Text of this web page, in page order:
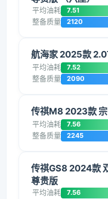
平均油耗 7.51
整备质量 2120
航海家 2025款
平均油耗 7.52
整备质量 2090
传祺M8 2023款
平均油耗 7.56
整备质量 2245
传祺GS8 2024款
尊贵版
平均油耗 7.56